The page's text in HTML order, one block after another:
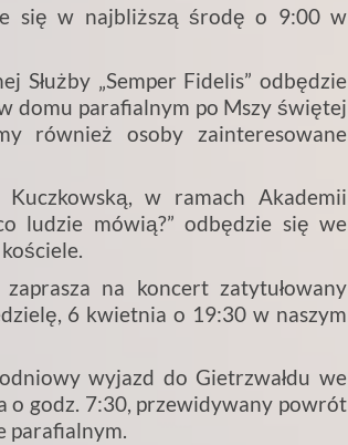
się w najbliższą środę o 9:00 w
Służby „Semper Fidelis” odbędzie
domu parafialnym po Mszy świętej
również osoby zainteresowane
w ramach Akademii
ludzie mówią?” odbędzie się we
na koncert zatytułowany
6 kwietnia o 19:30 w naszym
wyjazd do Gietrzwałdu we
o godz. 7:30, przewidywany powrót
parafialnym.